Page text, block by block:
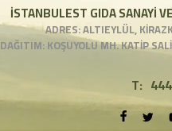
İSTANBULEST GIDA SANAYİ
ADRES: ALTIEYLÜL,
DAĞITIM: KOŞUYOLU MH. KATİP
T: